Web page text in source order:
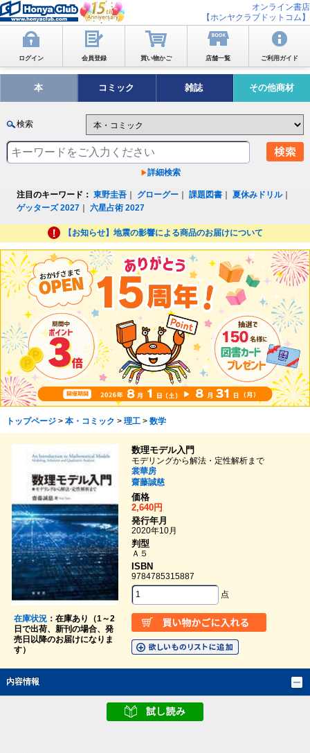
オンライン書店
【ホンヤクラブドットコム】
ログイン 会員登録 買い物かご 店舗一覧 ご利用ガイド
本 コミック 雑誌 その他商材
検索
詳細検索
注目のキーワード： 東野圭吾 グローグー ｜課題図書 ｜夏休みドリル｜
ゲッターズ 2027 ｜六星占術 2027
【お知らせ】地震の影響による商品のお届けについて
トップページ> 本・コミック > 理工> 数学
在庫状況：在庫あり（1～2
日で出荷、新刊の場合、発
売日以降のお届けになりま
す）
数理モデル入門
モデリングから解法・定性解析まで
裳華房
齋藤誠慈
価格
2,640円
発行年月
2020年10月
判型
Ａ５
ISBN
9784785315887
点
内容情報